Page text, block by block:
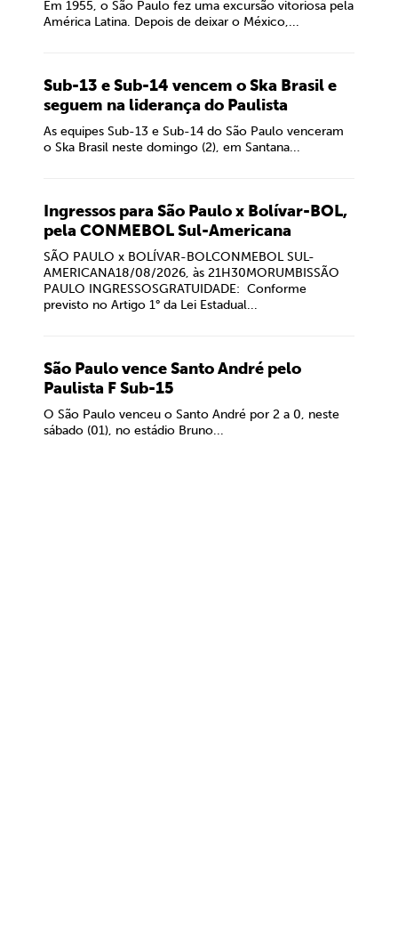
Em 1955, o São Paulo fez uma excursão vitoriosa pela
América Latina. Depois de deixar o México,...
Sub-13 e Sub-14 vencem o Ska Brasil e
seguem na liderança do Paulista
As equipes Sub-13 e Sub-14 do São Paulo venceram
o Ska Brasil neste domingo (2), em Santana...
Ingressos para São Paulo x Bolívar-BOL,
pela CONMEBOL Sul-Americana
SÃO PAULO x BOLÍVAR-BOLCONMEBOL SUL-
AMERICANA18/08/2026, às 21H30MORUMBISSÃO
PAULO INGRESSOSGRATUIDADE: Conforme
previsto no Artigo 1° da Lei Estadual...
São Paulo vence Santo André pelo
Paulista F Sub-15
O São Paulo venceu o Santo André por 2 a 0, neste
sábado (01), no estádio Bruno...